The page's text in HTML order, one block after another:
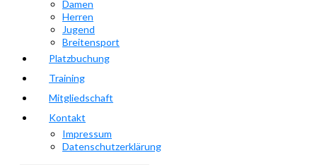
Damen
Herren
Jugend
Breitensport
Platzbuchung
Training
Mitgliedschaft
Kontakt
Impressum
Datenschutzerklärung